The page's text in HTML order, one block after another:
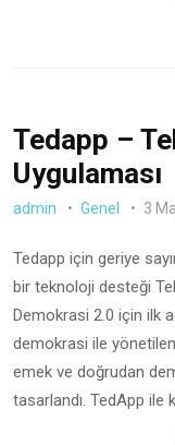
Tedapp –
Uygulaması
admin Genel 3
Tedapp için geriye
bir teknoloji desteği
Demokrasi 2.0 için ilk
demokrasi ile
emek ve doğrudan
tasarlandı. TedApp ile